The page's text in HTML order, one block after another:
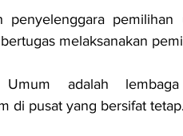
penyelenggara
melaksanakan
Umum adalah
di pusat yang bersifat